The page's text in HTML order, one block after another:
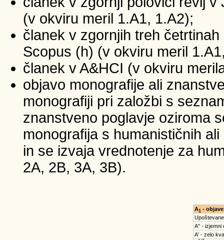
(v okviru meril 1.A1, 1.A2);
članek v zgornjih treh
Scopus (h) (v okviru meril
članek v A&HCI (v okviru
objavo monografije ali
monografiji pri založbi s
znanstveno poglavje oziroma
monografija s humanističnih
in se izvaja vrednotenje za
2A, 2B, 3A, 3B).
A1 - objave
A'' - izjemni
A' - zelo